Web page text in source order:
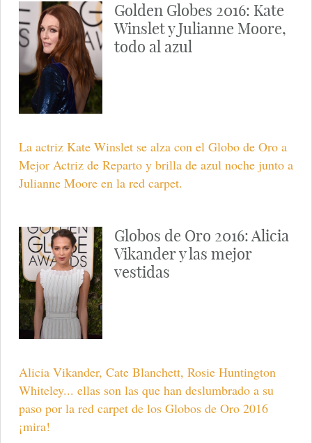
Golden Globes 2016: Kate
Winslet y Julianne Moore,
todo al azul
La actriz Kate Winslet se alza con el Globo de Oro a
Mejor Actriz de Reparto y brilla de azul noche junto a
Julianne Moore en la red carpet.
Globos de Oro 2016: Alicia
Vikander y las mejor
vestidas
Alicia Vikander, Cate Blanchett, Rosie Huntington
Whiteley... ellas son las que han deslumbrado a su
paso por la red carpet de los Globos de Oro 2016
¡mira!